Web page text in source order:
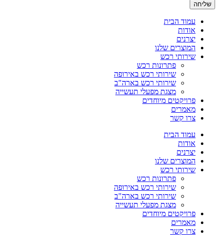
שליחה
עמוד הבית
אודות
יצרנים
המוצרים שלנו
שירותי רכש
פתרונות רכש
שירותי רכש באירופה
שירותי רכש בארה"ב
מצגת מפעלי תעשייה
פרויקטים מיוחדים
מאמרים
צרו קשר
עמוד הבית
אודות
יצרנים
המוצרים שלנו
שירותי רכש
פתרונות רכש
שירותי רכש באירופה
שירותי רכש בארה"ב
מצגת מפעלי תעשייה
פרויקטים מיוחדים
מאמרים
צרו קשר